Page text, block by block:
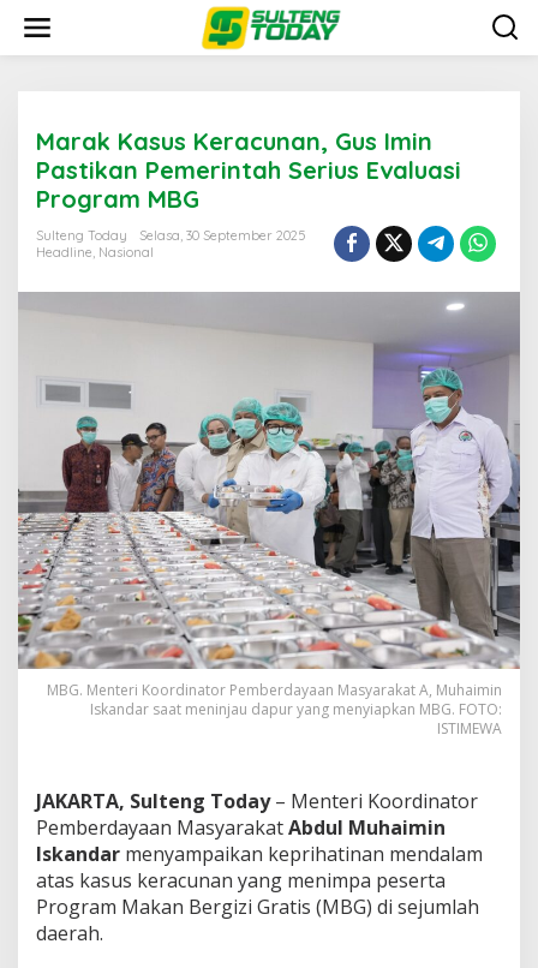
konten
Marak Kasus Keracunan, Gus Imin
Pastikan Pemerintah Serius Evaluasi
Program MBG
Sulteng Today
Selasa, 30 September 2025
Headline, Nasional
MBG. Menteri Koordinator Pemberdayaan Masyarakat A, Muhaimin
Iskandar saat meninjau dapur yang menyiapkan MBG. FOTO:
ISTIMEWA
JAKARTA, Sulteng Today– Menteri Koordinator
Pemberdayaan MasyarakatAbdul Muhaimin
Iskandar menyampaikan keprihatinan mendalam
atas kasus keracunan yang menimpa peserta
Program Makan Bergizi Gratis (MBG) di sejumlah
daerah.